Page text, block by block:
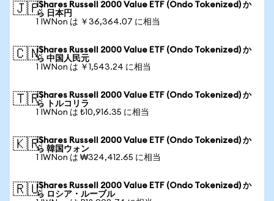
🇯🇵iShares Russell 2000 Value ETF (Ondo Tokenized) か
ら 日本円
1 IWNon は ￥36,364.07 に相当
🇨🇳iShares Russell 2000 Value ETF (Ondo Tokenized) か
ら 中国人民元
1 IWNon は ￥1,543.24 に相当
🇹🇷iShares Russell 2000 Value ETF (Ondo Tokenized) か
ら トルコリラ
1 IWNon は ₺10,916.35 に相当
🇰🇷iShares Russell 2000 Value ETF (Ondo Tokenized) か
ら 韓国ウォン
1 IWNon は ₩324,412.65 に相当
🇷🇺iShares Russell 2000 Value ETF (Ondo Tokenized) か
ら ロシア・ルーブル